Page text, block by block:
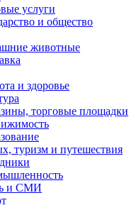
услуги
и общество
животные
и здоровье
торговые площадки
туризм и путешествия
и СМИ